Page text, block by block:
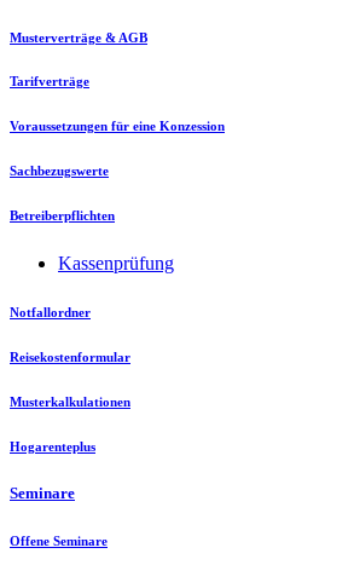
Musterverträge & AGB
Tarifverträge
Voraussetzungen für eine Konzession
Sachbezugswerte
Betreiberpflichten
Kassenprüfung
Notfallordner
Reisekostenformular
Musterkalkulationen
Hogarenteplus
Seminare
Offene Seminare